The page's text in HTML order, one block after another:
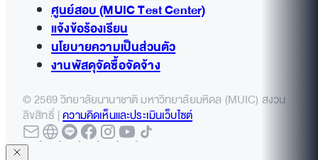
ศูนย์สอบ (MUIC Test Center)
แจ้งข้อร้องเรียน
นโยบายความเป็นส่วนตัว
งานพัสดุจัดซื้อจัดจ้าง
© 2569 วิทยาลัยนานาชาติ มหาวิทยาลัยมหิดล (MUIC) สงวน
ลิขสิทธิ์ |ความคิดเห็นและประเมินเว็บไซต์